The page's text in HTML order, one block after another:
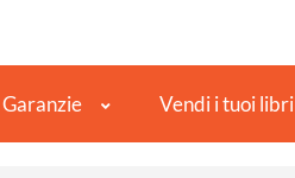
Garanzie Vendi i tuoi libri